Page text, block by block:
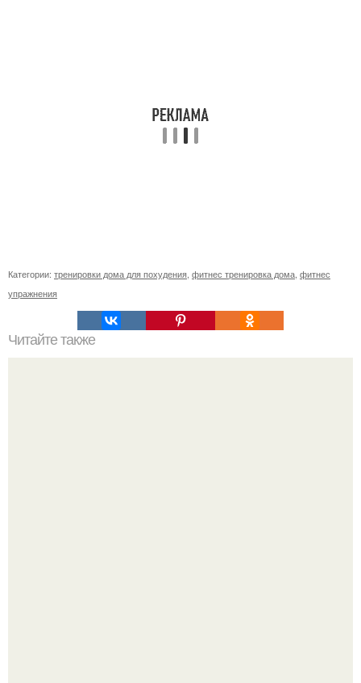
Категории: тренировки дома для похудения фитнес тренировка дома фитнес
упражнения
Читайте также